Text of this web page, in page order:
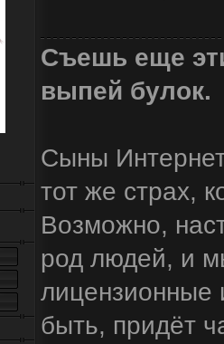
Съешь еще
выпей булок.
Сыны
тот же страх,
Возможно,
род людей, и
лицензионные
быть, придёт